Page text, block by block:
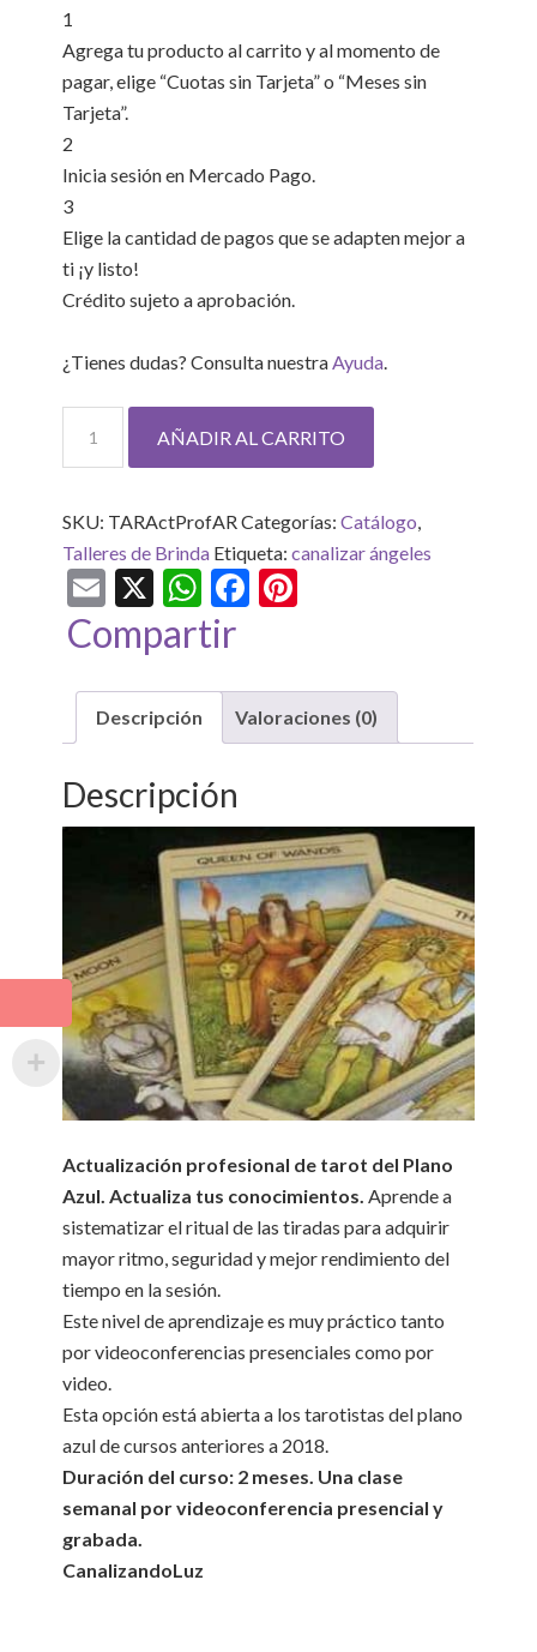
1
Agrega tu producto al carrito y al momento de
pagar, elige “Cuotas sin Tarjeta” o “Meses sin
Tarjeta”.
2
Inicia sesión en Mercado Pago.
3
Elige la cantidad de pagos que se adapten mejor a
ti ¡y listo!
Crédito sujeto a aprobación.
¿Tienes dudas? Consulta nuestraAyuda.
profesional
Tarot
del
Plano
Azul
cantidad
AÑADIR AL CARRITO
SKU: TARActProfARCategorías:Catálogo,
Talleres de Brinda Etiqueta:canalizar ángeles
Email
X WhatsApp
Facebook
Compartir
Descripción Valoraciones (0)
Descripción
Actualización profesional de tarot del Plano
Azul. Actualiza tus conocimientos.Aprende a
sistematizar el ritual de las tiradas para adquirir
mayor ritmo, seguridad y mejor rendimiento del
tiempo en la sesión.
Este nivel de aprendizaje es muy práctico tanto
por videoconferencias presenciales como por
video.
Esta opción está abierta a los tarotistas del plano
azul de cursos anteriores a 2018.
Duración del curso: 2 meses. Una clase
semanal por videoconferencia presencial y
grabada.
CanalizandoLuz